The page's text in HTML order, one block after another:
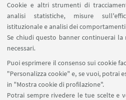
Cookie e altri strumenti di
analisi statistiche, misure
istituzionale e analisi dei
Se chiudi questo banner continuerai
necessari.
Puoi esprimere il consenso sui cookie
"Personalizza cookie" e, se vuoi, potrai
in "Mostra cookie di profilazione".
Potrai sempre rivedere le tue scelte e
SEGUI IL
SEGUI